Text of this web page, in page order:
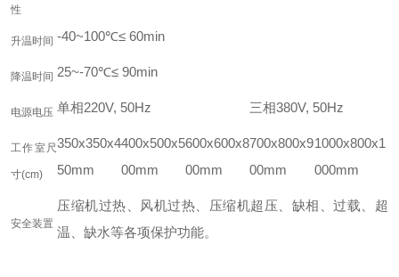
性
升温时间 -40~100℃≤ 60min
降温时间 25~-70℃≤ 90min
电源电压 单相220V, 50Hz 三相380V, 50Hz
工作室尺
寸(cm)
350x350x4
50mm
400x500x5
00mm
600x600x8
00mm
700x800x9
00mm
1000x800x1
000mm
安全装置
压缩机过热、风机过热、压缩机超压、缺相、过载、超
温、缺水等各项保护功能。